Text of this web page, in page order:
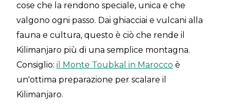
cose che la rendono speciale, unica e che
valgono ogni passo. Dai ghiacciai e vulcani alla
fauna e cultura, questo è ciò che rende il
Kilimanjaro più di una semplice montagna.
Consiglio: il Monte Toubkal in Marocco è
un'ottima preparazione per scalare il
Kilimanjaro.